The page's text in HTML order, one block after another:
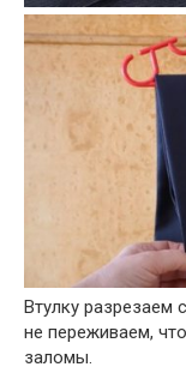
Втулку разрезаем
не переживаем,
заломы.